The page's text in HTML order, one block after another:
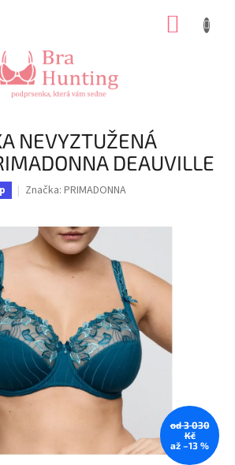
NEVYZTUŽENÁ
DEAUVILLE
Značka: PRIMADONNA
od 3 030
Kč
až –13 %